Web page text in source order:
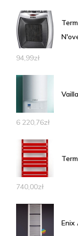
94,99zł
6 220,76zł
740,00zł
Enix